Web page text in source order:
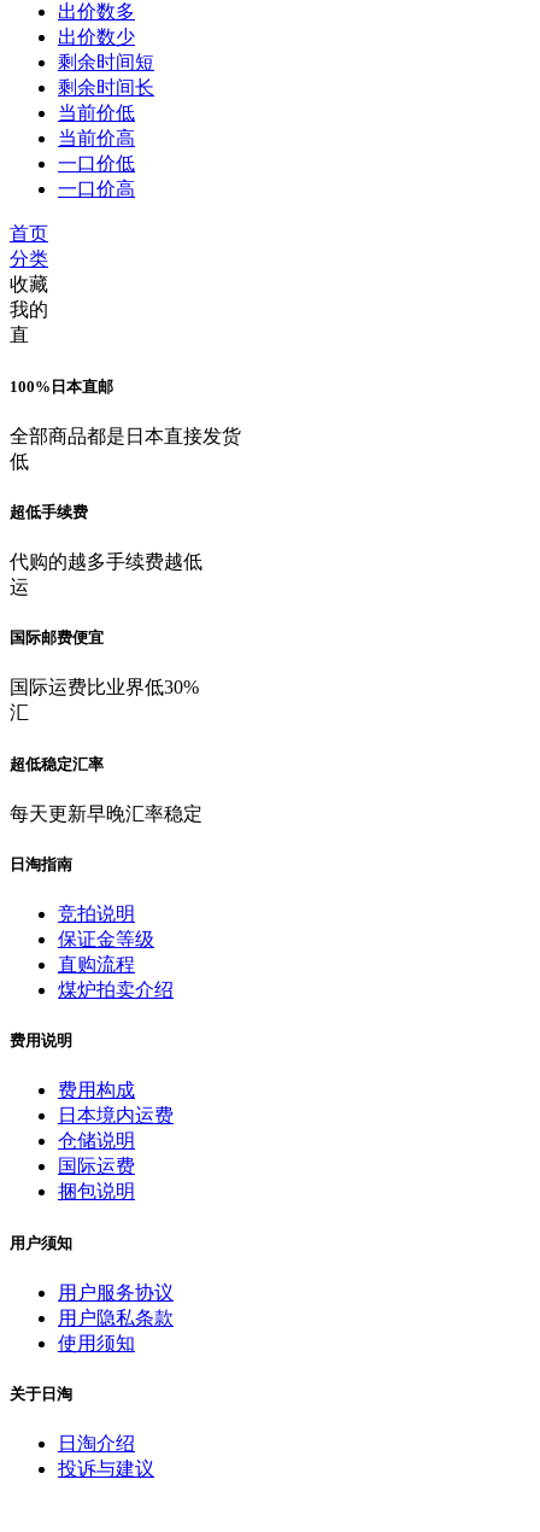
出价数多
出价数少
剩余时间短
剩余时间长
当前价低
当前价高
一口价低
一口价高
首页
分类
收藏
我的
直
100%日本直邮
全部商品都是日本直接发货
低
超低手续费
代购的越多手续费越低
运
国际邮费便宜
国际运费比业界低30%
汇
超低稳定汇率
每天更新早晚汇率稳定
日淘指南
竞拍说明
保证金等级
直购流程
煤炉拍卖介绍
费用说明
费用构成
日本境内运费
仓储说明
国际运费
捆包说明
用户须知
用户服务协议
用户隐私条款
使用须知
关于日淘
日淘介绍
投诉与建议